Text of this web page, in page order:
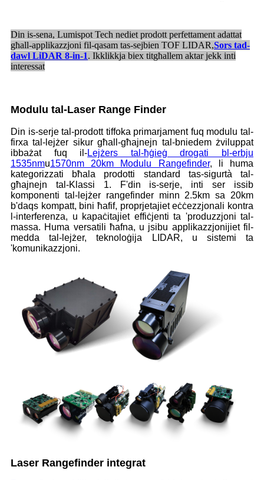
Din is-sena, Lumispot Tech nediet prodott perfettament adattat
għall-applikazzjoni fil-qasam tas-sejbien TOF LIDAR,Sors tad-
dawl LiDAR 8-in-1. Ikklikkja biex titgħallem aktar jekk inti
interessat
Modulu tal-Laser Range Finder
Din is-serje tal-prodott tiffoka primarjament fuq modulu tal-
firxa tal-lejżer sikur għall-għajnejn tal-bniedem żviluppat
ibbażat fuq il-Lejżers tal-ħġieġ drogati bl-erbju
1535nmu1570nm 20km Modulu Rangefinder, li huma
kategorizzati bħala prodotti standard tas-sigurtà tal-
għajnejn tal-Klassi 1. F'din is-serje, inti ser issib
komponenti tal-lejżer rangefinder minn 2.5km sa 20km
b'daqs kompatt, bini ħafif, proprjetajiet eċċezzjonali kontra
l-interferenza, u kapaċitajiet effiċjenti ta 'produzzjoni tal-
massa. Huma versatili ħafna, u jsibu applikazzjonijiet fil-
medda tal-lejżer, teknoloġija LIDAR, u sistemi ta
'komunikazzjoni.
Laser Rangefinder integrat